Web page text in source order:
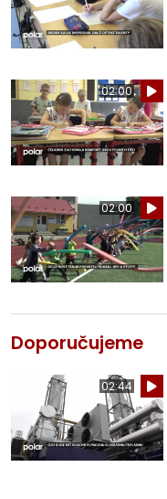
02:00
02:00
Doporučujeme
02:44